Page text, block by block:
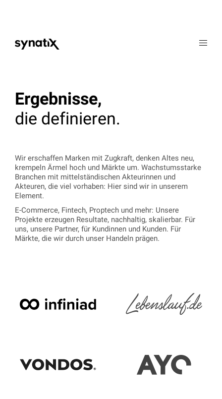
Expertise
Portfolio
Karriere
EN ES
Ergebnisse,
die definieren.
Wir erschaffen Marken mit Zugkraft, denken Altes neu,
krempeln Ärmel hoch und Märkte um. Wachstumsstarke
Branchen mit mittelständischen Akteurinnen und
Akteuren, die viel vorhaben: Hier sind wir in unserem
Element.
E-Commerce, Fintech, Proptech und mehr: Unsere
Projekte erzeugen Resultate, nachhaltig, skalierbar. Für
uns, unsere Partner, für Kundinnen und Kunden. Für
Märkte, die wir durch unser Handeln prägen.